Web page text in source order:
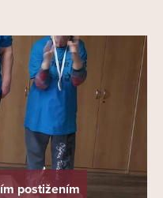
postižením